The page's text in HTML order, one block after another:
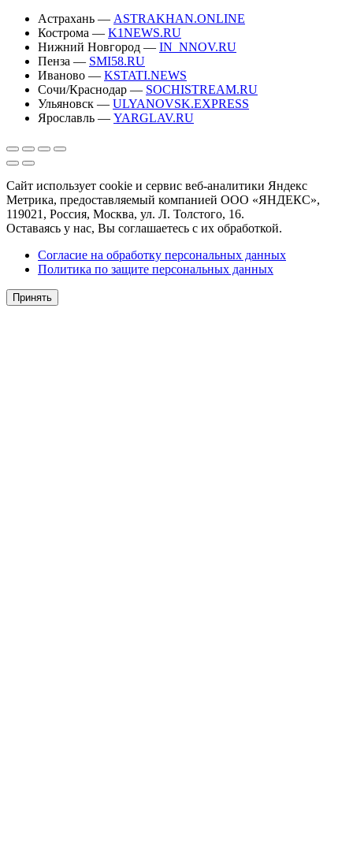
Астрахань — ASTRAKHAN.ONLINE
Кострома — K1NEWS.RU
Нижний Новгород — IN_NNOV.RU
Пенза — SMI58.RU
Иваново — KSTATI.NEWS
Сочи/Краснодар — SOCHISTREAM.RU
Ульяновск — ULYANOVSK.EXPRESS
Ярославль — YARGLAV.RU
Сайт использует cookie и сервис веб-аналитики Яндекс
Метрика, предоставляемый компанией ООО «ЯНДЕКС»,
119021, Россия, Москва, ул. Л. Толстого, 16.
Оставаясь у нас, Вы соглашаетесь с их обработкой.
Согласие на обработку персональных данных
Политика по защите персональных данных
Принять